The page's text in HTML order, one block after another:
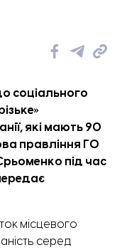
соціального
які мають 90
правління ГО
під час
місцевого
серед